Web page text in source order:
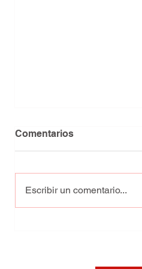
Palma Soriano
Comentarios
Escribir un comentario...